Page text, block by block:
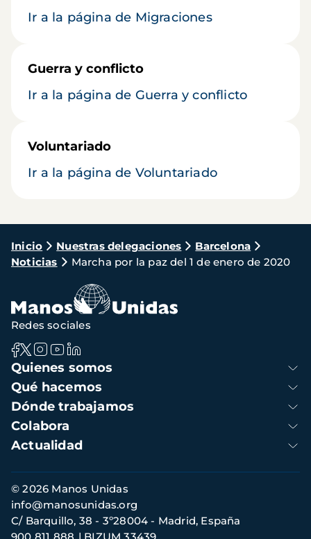
Ir a la página de Migraciones
Guerra y conflicto
Ir a la página de Guerra y conflicto
Voluntariado
Ir a la página de Voluntariado
Ruta
de
navegación
Inicio Nuestras delegaciones
Barcelona
Noticias
Marcha por la paz del 1 de enero de 2020
Navegación
principal
Quienes somos
Qué hacemos
Dónde trabajamos
Colabora
Actualidad
Redes sociales
Información
de
contacto
© 2026 Manos Unidas
C/ Barquillo, 38 - 3º28004 - Madrid, España
info@manosunidas.org